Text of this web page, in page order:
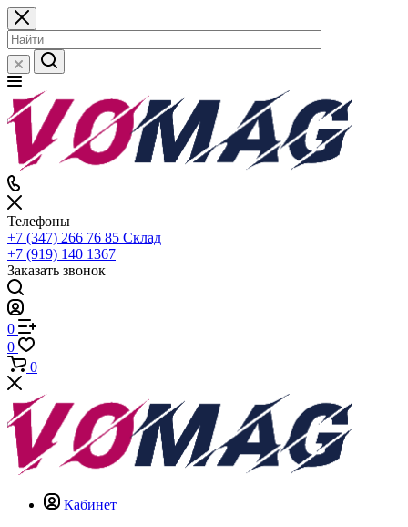
Телефоны
+7 (347) 266 76 85 Склад
+7 (919) 140 1367
Заказать звонок
0
0
0
Кабинет